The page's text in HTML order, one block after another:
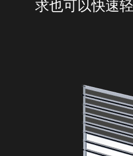
求也可以快速
Show
Show